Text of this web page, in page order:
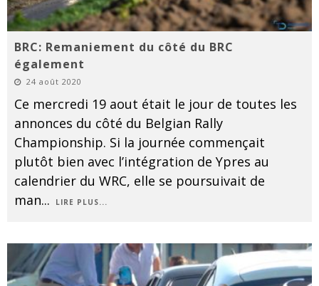
BRC: Remaniement du côté du BRC
également
24 août 2020
Ce mercredi 19 aout était le jour de toutes les
annonces du côté du Belgian Rally
Championship. Si la journée commençait
plutôt bien avec l’intégration de Ypres au
calendrier du WRC, elle se poursuivait de
man... LIRE PLUS...